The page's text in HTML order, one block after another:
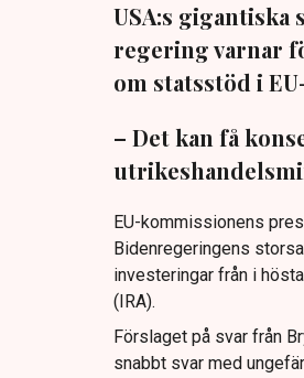
USA:s
regering varnar
om statsstöd i
– Det kan få
EU-kommissionens
Bidenregeringens
investeringar från i
(IRA).
Förslaget på svar från
snabbt svar med